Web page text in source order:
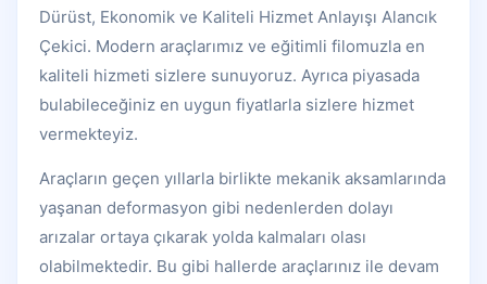
Dürüst, Ekonomik ve Kaliteli Hizmet Anlayışı Alancık
Çekici. Modern araçlarımız ve eğitimli filomuzla en
kaliteli hizmeti sizlere sunuyoruz. Ayrıca piyasada
bulabileceğiniz en uygun fiyatlarla sizlere hizmet
vermekteyiz.
Araçların geçen yıllarla birlikte mekanik aksamlarında
yaşanan deformasyon gibi nedenlerden dolayı
arızalar ortaya çıkarak yolda kalmaları olası
olabilmektedir. Bu gibi hallerde araçlarınız ile devam